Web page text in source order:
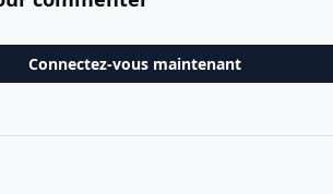
Connectez-vous maintenant